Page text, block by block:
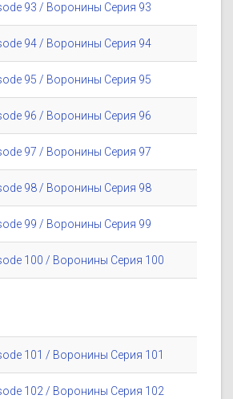
93 / Воронины Серия 93
94 / Воронины Серия 94
95 / Воронины Серия 95
96 / Воронины Серия 96
97 / Воронины Серия 97
98 / Воронины Серия 98
99 / Воронины Серия 99
100 / Воронины Серия 100
101 / Воронины Серия 101
102 / Воронины Серия 102